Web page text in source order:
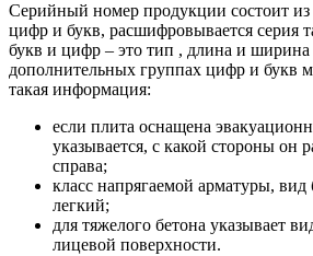
Серийный номер продукции состоит из
цифр и букв, расшифровывается серия
букв и цифр – это тип , длина и
дополнительных группах цифр и букв
такая информация:
если плита оснащена
указывается, с какой стороны он
справа;
класс напрягаемой арматуры, вид
легкий;
для тяжелого бетона указывает
лицевой поверхности.